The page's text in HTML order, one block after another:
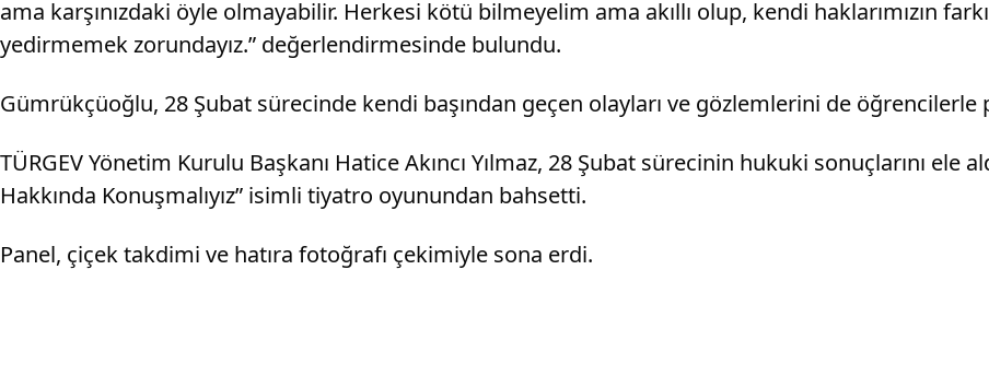
ama karşınızdaki öyle olmayabilir. Herkesi kötü bilmeyelim ama akıllı olup, kendi haklarımızın
yedirmemek zorundayız.” değerlendirmesinde bulundu.
Gümrükçüoğlu, 28 Şubat sürecinde kendi başından geçen olayları ve gözlemlerini de öğrencilerle
TÜRGEV Yönetim Kurulu Başkanı Hatice Akıncı Yılmaz, 28 Şubat sürecinin hukuki sonuçlarını ele
Hakkında Konuşmalıyız” isimli tiyatro oyunundan bahsetti.
Panel, çiçek takdimi ve hatıra fotoğrafı çekimiyle sona erdi.